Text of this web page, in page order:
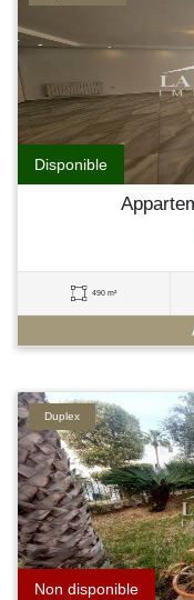
Disponible
490 m²
Non disponible
Duplex